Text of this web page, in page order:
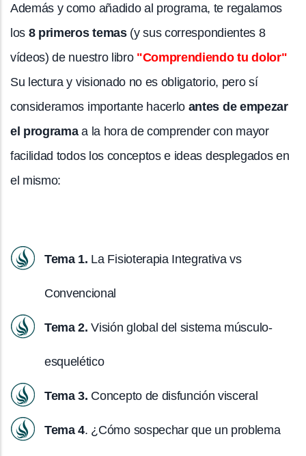
Además y como añadido al programa, te regalamos
los 8 primeros temas(y sus correspondientes 8
vídeos) de nuestro libro "Comprendiendo tu dolor"
Su lectura y visionado no es obligatorio, pero sí
consideramos importante hacerlo antes de empezar
el programaa la hora de comprender con mayor
facilidad todos los conceptos e ideas desplegados en
el mismo:
Tema 1. La Fisioterapia Integrativa vs
Convencional
Tema 2. Visión global del sistema músculo-
esquelético
Tema 3. Concepto de disfunción visceral
Tema 4. ¿Cómo sospechar que un problema